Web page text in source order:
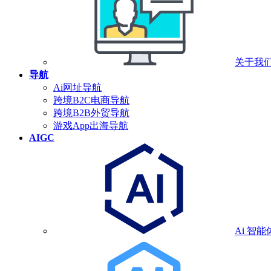
关于我
导航
Ai网址导航
跨境B2C电商导航
跨境B2B外贸导航
游戏App出海导航
AIGC
Ai 智能